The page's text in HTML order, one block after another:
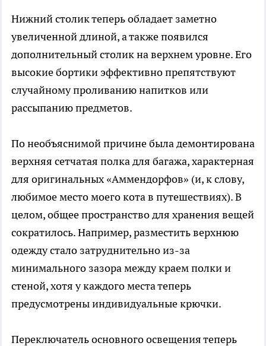
Нижний столик теперь обладает заметно
увеличенной длиной, а также появился
дополнительный столик на верхнем уровне. Его
высокие бортики эффективно препятствуют
случайному проливанию напитков или
рассыпанию предметов.
По необъяснимой причине была демонтирована
верхняя сетчатая полка для багажа, характерная
для оригинальных «Аммендорфов» (и, к слову,
любимое место моего кота в путешествиях). В
целом, общее пространство для хранения вещей
сократилось. Например, разместить верхнюю
одежду стало затруднительно из-за
минимального зазора между краем полки и
стеной, хотя у каждого места теперь
предусмотрены индивидуальные крючки.
Переключатель основного освещения теперь